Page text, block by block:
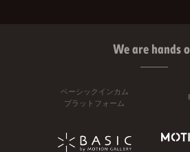
We are hands
ベーシックインカム
プラットフォーム